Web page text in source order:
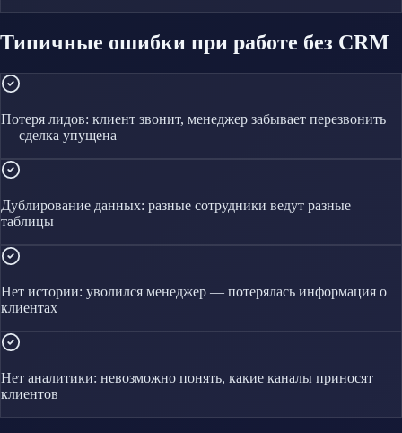
Типичные ошибки при работе без CRM
Потеря лидов: клиент звонит, менеджер забывает перезвонить
— сделка упущена
Дублирование данных: разные сотрудники ведут разные
таблицы
Нет истории: уволился менеджер — потерялась информация о
клиентах
Нет аналитики: невозможно понять, какие каналы приносят
клиентов